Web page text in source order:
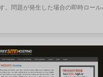
。問題が発生した場合の即時ロー